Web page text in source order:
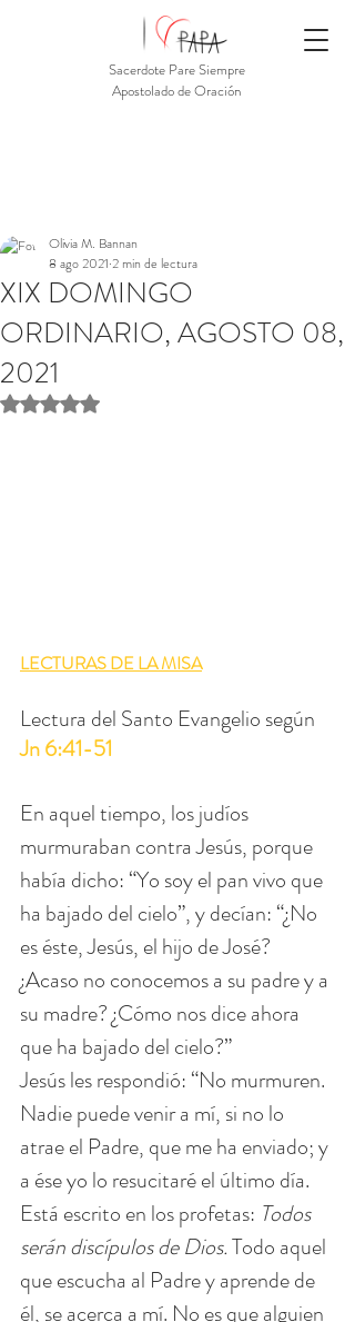
Sacerdote Pare Siempre
Apostolado de Oración
XIX DOMINGO
ORDINARIO, AGOSTO 08,
2021
Olivia M. Bannan
8 ago 2021 2 min de lectura
Obtuvo NaN de 5 estrellas.
LECTURAS DE LA MISA
Lectura del Santo Evangelio según
Jn 6:41-51
En aquel tiempo, los judíos
murmuraban contra Jesús, porque
había dicho: “Yo soy el pan vivo que
ha bajado del cielo”, y decían: “¿No
es éste, Jesús, el hijo de José?
¿Acaso no conocemos a su padre y a
su madre? ¿Cómo nos dice ahora
que ha bajado del cielo?”
Jesús les respondió: “No murmuren.
Nadie puede venir a mí, si no lo
atrae el Padre, que me ha enviado; y
a ése yo lo resucitaré el último día.
Está escrito en los profetas: Todos
serán discípulos de Dios. Todo aquel
que escucha al Padre y aprende de
él, se acerca a mí. No es que alguien